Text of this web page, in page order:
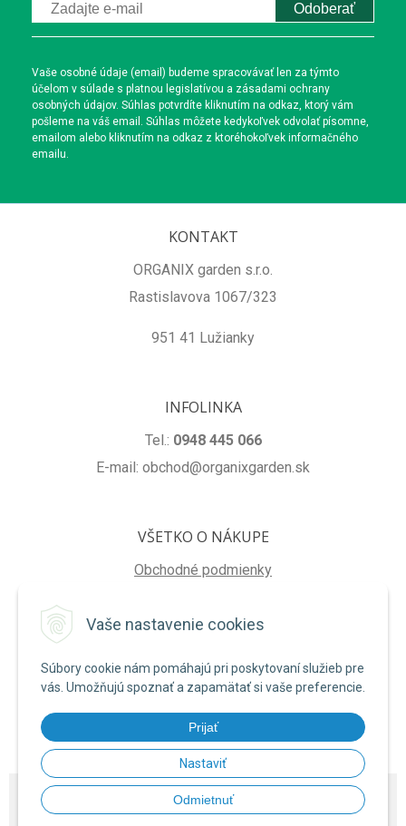
Vaše nastavenie cookies
Súbory cookie nám pomáhajú pri poskytovaní služieb pre
vás. Umožňujú spoznať a zapamätať si vaše preferencie.
Prijať
Nastaviť
Odmietnuť
Odoberať
Vaše osobné údaje (email) budeme spracovávať len za týmto
účelom v súlade s platnou legislatívou a zásadami ochrany
osobných údajov. Súhlas potvrdíte kliknutím na odkaz, ktorý vám
pošleme na váš email. Súhlas môžete kedykoľvek odvolať písomne,
emailom alebo kliknutím na odkaz z ktoréhokoľvek informačného
emailu.
KONTAKT
ORGANIX garden s.r.o.
Rastislavova 1067/323
951 41 Lužianky
INFOLINKA
Tel.: 0948 445 066
E-mail: obchod@organixgarden.sk
VŠETKO O NÁKUPE
Obchodné podmienky
Reklamačné podmienky
NA STIAHNUTIE
Formulár na odstúpenie od zmluvy
Poučenie o uplatnení práva na odstúpenie od zmluvy
© 2026 ORGANIXgarden • NextShop&e-shop Pohoda Connector NextCom